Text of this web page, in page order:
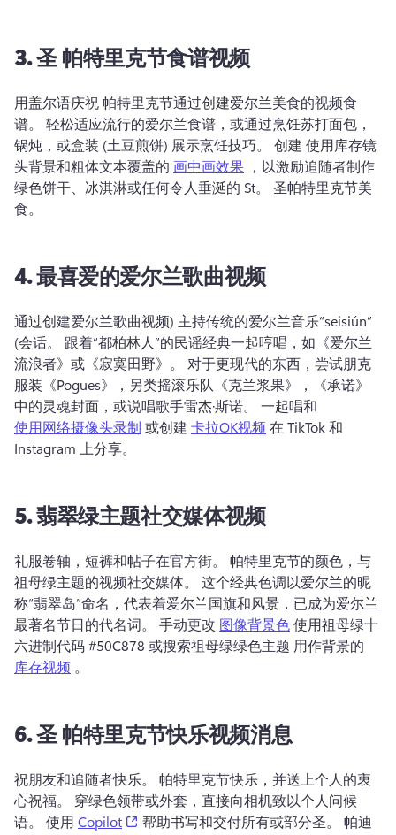
3.圣帕特里克节食谱视频
用盖尔语庆祝 帕特里克节通过创建爱尔兰美食的视频食
谱。 轻松适应流行的爱尔兰食谱，或通过烹饪苏打面包，
锅炖，或盒装 (土豆煎饼) 展示烹饪技巧。 创建 使用库存镜
头背景和粗体文本覆盖的 画中画效果 ，以激励追随者制作
绿色饼干、冰淇淋或任何令人垂涎的 St。 圣帕特里克节美
食。
4.最喜爱的爱尔兰歌曲视频
通过创建爱尔兰歌曲视频) 主持传统的爱尔兰音乐“seisiún”
(会话。 跟着“都柏林人”的民谣经典一起哼唱，如《爱尔兰
流浪者》或《寂寞田野》。 对于更现代的东西，尝试朋克
服装《Pogues》，另类摇滚乐队《克兰浆果》，《承诺》
中的灵魂封面，或说唱歌手雷杰·斯诺。 一起唱和
使用网络摄像头录制 或创建 卡拉OK视频 在 TikTok 和
Instagram 上分享。
5.翡翠绿主题社交媒体视频
礼服卷轴，短裤和帖子在官方街。 帕特里克节的颜色，与
祖母绿主题的视频社交媒体。 这个经典色调以爱尔兰的昵
称“翡翠岛”命名，代表着爱尔兰国旗和风景，已成为爱尔兰
最著名节日的代名词。 手动更改 图像背景色 使用祖母绿十
六进制代码 #50C878 或搜索祖母绿绿色主题 用作背景的
库存视频 。
6.圣帕特里克节快乐视频消息
祝朋友和追随者快乐。 帕特里克节快乐，并送上个人的衷
心祝福。 穿绿色领带或外套，直接向相机致以个人问候
语。 使用 Copilot (opens in a new tab)
帮助书写和交付所有或部分圣。 帕迪